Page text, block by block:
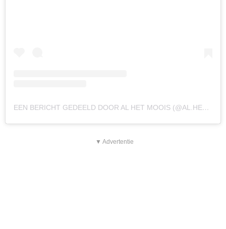
EEN BERICHT GEDEELD DOOR AL HET MOOIS (@AL.HET.MOOIS)
▼ Advertentie